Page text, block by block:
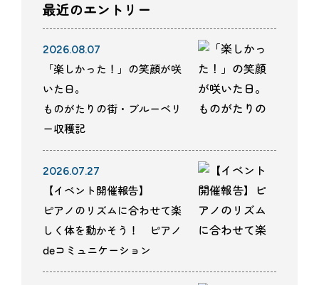
最近のエントリー
2026.08.07
「楽しかった！」の笑顔が咲
いた日。
ものがたりの街・ブルーベリ
ー収穫記
2026.07.27
【イベント開催報告】
ピアノのリズムに合わせて楽
しく体を動かそう！ ピアノ
deコミュニケーション